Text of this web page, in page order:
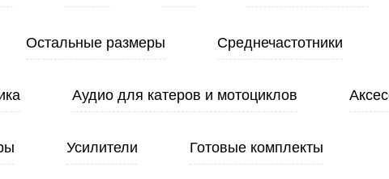
Остальные размеры Среднечастотники
Аудио для катеров и мотоциклов
Усилители Готовые комплекты